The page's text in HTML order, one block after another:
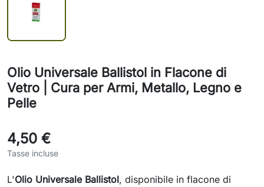
Olio Universale Ballistol in Flacone di
Vetro | Cura per Armi, Metallo, Legno e
Pelle
4,50 €
Tasse incluse
L'Olio Universale Ballistol, disponibile in flacone di